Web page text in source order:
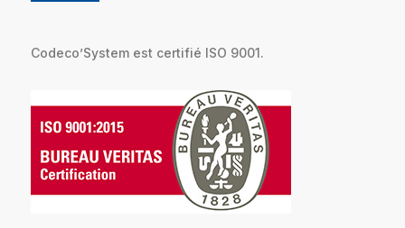
Codeco’System est certifié ISO 9001.